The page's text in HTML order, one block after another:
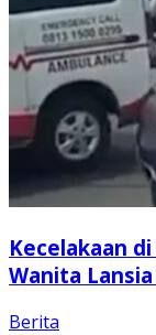
Kecelakaan
Wanita
Berita